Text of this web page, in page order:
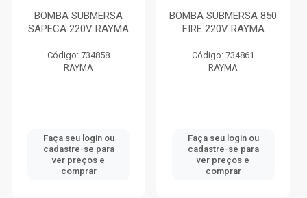
BOMBA SUBMERSA
SAPECA 220V RAYMA
Código: 734858
RAYMA
Faça seu login ou
cadastre-se para
ver preços e
comprar
BOMBA SUBMERSA 850
FIRE 220V RAYMA
Código: 734861
RAYMA
Faça seu login ou
cadastre-se para
ver preços e
comprar